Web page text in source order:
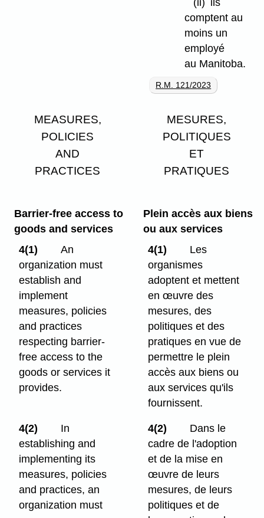
(ii) ils
comptent au
moins un
employé
au Manitoba.
R.M. 121/2023
MEASURES,
POLICIES
AND
PRACTICES
MESURES,
POLITIQUES
ET
PRATIQUES
Barrier-free access to
goods and services
4(1)
An
organization must
establish and
implement
measures, policies
and practices
respecting barrier-
free access to the
goods or services it
provides.
Plein accès aux biens
ou aux services
4(1)
Les
organismes
adoptent et mettent
en œuvre des
mesures, des
politiques et des
pratiques en vue de
permettre le plein
accès aux biens ou
aux services qu'ils
fournissent.
4(2)
In
establishing and
implementing its
measures, policies
and practices, an
organization must
4(2)
Dans le
cadre de l'adoption
et de la mise en
œuvre de leurs
mesures, de leurs
politiques et de